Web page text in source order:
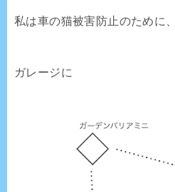
私は車の猫被害防止のために、
ガレージに